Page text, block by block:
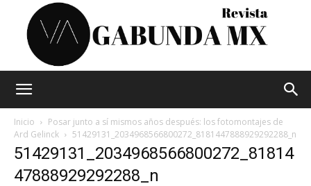
Mx
Inicio
Posar junto a sí mismos años después: los fotomontajes de
Ard Gelinck
51429131_2034968566800272_8181447888929292288_n
51429131_2034968566800272_81814
47888929292288_n